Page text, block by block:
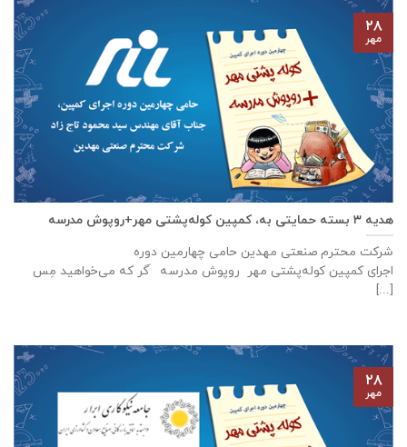
هدیه ۳ بسته حمایتی به، کمپین کوله‌پشتی مهر+روپوش مدرسه
شرکت محترم صنعتی مهدین حامی چهارمین دوره
اجرای کمپین کوله‌پشتی مهر روپوش مدرسه َگر که می‌خواهید مِس
[...]
۲۸
مهر
۲۸
مهر